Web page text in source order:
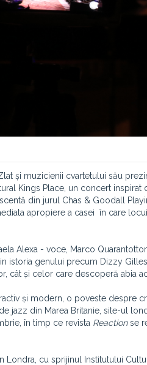
și muzicienii cvartetului său
Kings Place, un concert inspirat
din jurul Chas & Goodall
apropiere a casei în care
Alexa - voce, Marco
istoria genului precum Dizzy
cât și celor care descoperă abia
și modern, o poveste despre
jazz din Marea Britanie, site-ul
în timp ce revista Reactionse
cu sprijinul Institutului